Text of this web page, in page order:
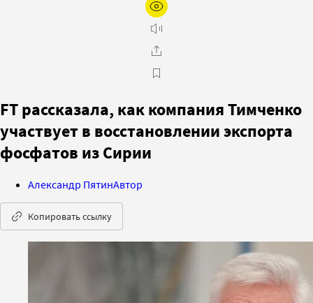
FT рассказала, как компания Тимченко
участвует в восстановлении экспорта
фосфатов из Сирии
Александр ПятинАвтор
Копировать ссылку